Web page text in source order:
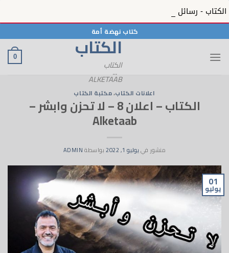
للمحتوى
كتاب نهضة أمة
الكتاب
الكتاب
...
ALKETAAB
0
اعلانات الكتاب،مكتبة الكتاب
الكتاب – اعلان 8 – لا تحزن وابشر –
Alketaab
منشور فييوليو 1, 2022 بواسطةADMIN
01
يوليو